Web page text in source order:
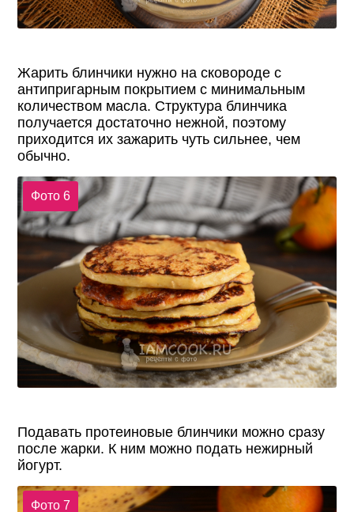
Жарить блинчики нужно на сковороде с
антипригарным покрытием с минимальным
количеством масла. Структура блинчика
получается достаточно нежной, поэтому
приходится их зажарить чуть сильнее, чем
обычно.
Фото 6
Подавать протеиновые блинчики можно сразу
после жарки. К ним можно подать нежирный
йогурт.
Фото 7